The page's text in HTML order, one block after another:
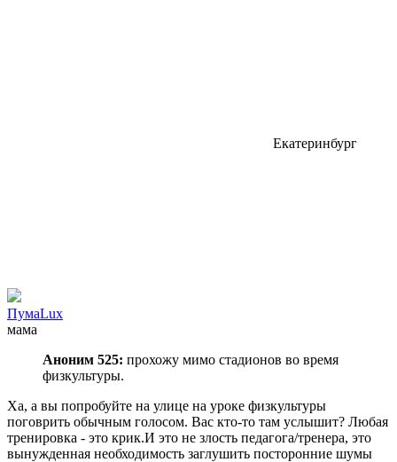
Екатеринбург
ПумаLux
мама
Аноним 525: прохожу мимо стадионов во время
физкультуры.
Ха, а вы попробуйте на улице на уроке физкультуры
поговрить обычным голосом. Вас кто-то там услышит? Любая
тренировка - это крик.И это не злость педагога/тренера, это
вынужденная необходимость заглушить посторонние шумы